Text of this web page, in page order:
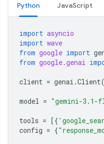
Python JavaScript
import asyncio
import wave
from google import
from google.genai
client = genai .Client
model = "gemini-3.1-
tools = [{
config = {